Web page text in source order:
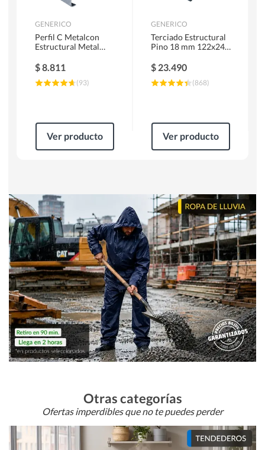
GENERICO
Perfil C Metalcon
Estructural Metal
$8.811
(93)
Ver producto
GENERICO
Terciado Estructural
Pino 18 mm 122x244
$ 23.490
(868)
Ver producto
Otras categorías
Ofertas imperdibles que no te puedes perder